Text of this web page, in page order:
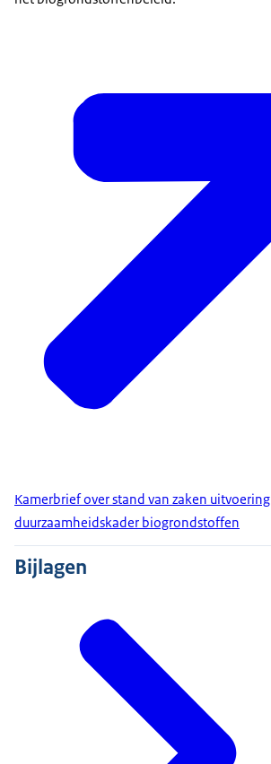
Kamerbrief over stand van zaken uitvoering
duurzaamheidskader biogrondstoffen
Bijlagen